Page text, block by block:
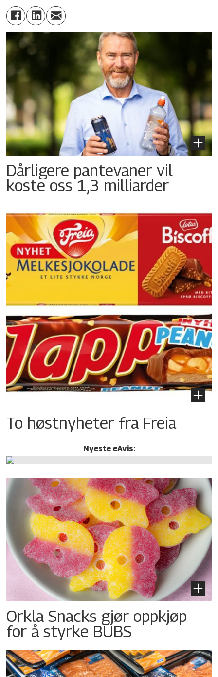
Dårligere pantevaner vil
koste oss 1,3 milliarder
To høstnyheter fra Freia
Nyeste eAvis:
Orkla Snacks gjør oppkjøp
for å styrke BUBS